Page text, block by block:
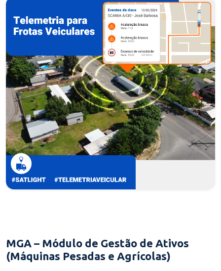
MGA – Módulo de Gestão de Ativos
(Máquinas Pesadas e Agrícolas)